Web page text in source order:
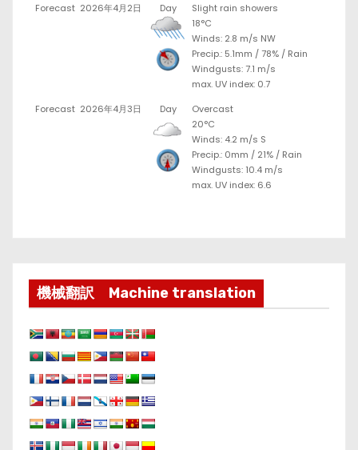
Forecast 2026年4月2日 Day
Slight rain showers
18°C
Winds: 2.8 m/s NW
Precip.: 5.1mm /78% / Rain
Windgusts: 7.1 m/s
max. UV index: 0.7
Forecast 2026年4月3日 Day
Overcast
20°C
Winds: 4.2 m/s S
Precip.: 0mm / 21% / Rain
Windgusts: 10.4 m/s
max. UV index: 6.6
機械翻訳 Machine translation